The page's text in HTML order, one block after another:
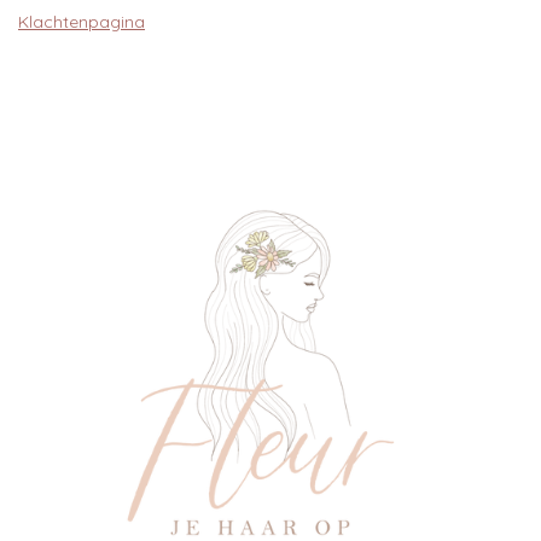
Klachtenpagina